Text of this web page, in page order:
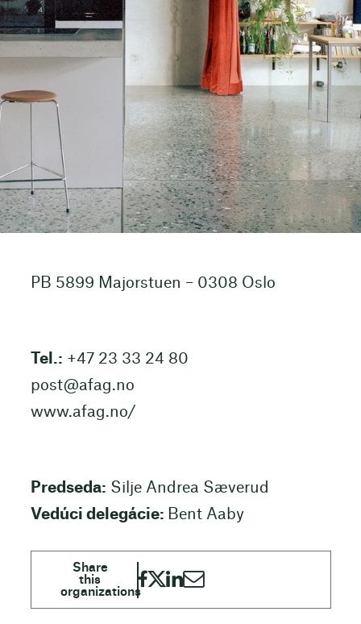
PB 5899 Majorstuen – 0308 Oslo
Tel.: +47 23 33 24 80
post@afag.no
www.afag.no/
Predseda: Silje Andrea Sæverud
Vedúci delegácie: Bent Aaby